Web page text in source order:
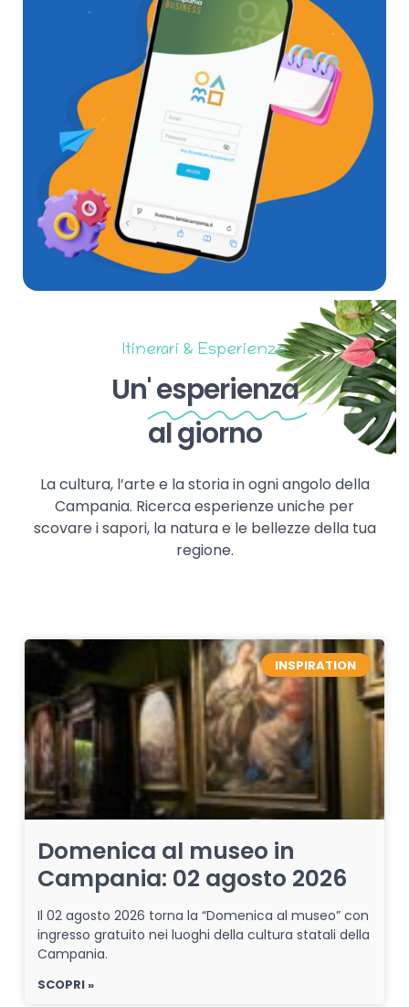
Itinerari & Esperienze
Un'esperienza
al giorno
La cultura, l’arte e la storia in ogni angolo della
Campania. Ricerca esperienze uniche per
scovare i sapori, la natura e le bellezze della tua
regione.
INSPIRATION
Domenica al museo in
Campania: 02 agosto 2026
Il 02 agosto 2026 torna la “Domenica al museo” con
ingresso gratuito nei luoghi della cultura statali della
Campania.
SCOPRI »